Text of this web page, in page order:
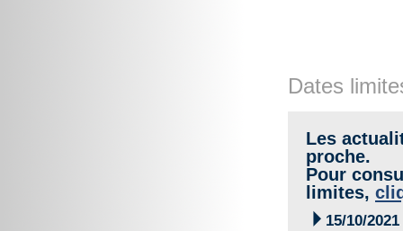
Dates
Les
proche.
Pour
limites,
 15/10/2021